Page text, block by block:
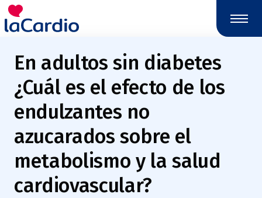
Nota:
este
sitio
incluye
sistema
accesibilidad.
En adultos sin diabetes
¿Cuál es el efecto de los
endulzantes no
azucarados sobre el
metabolismo y la salud
cardiovascular?